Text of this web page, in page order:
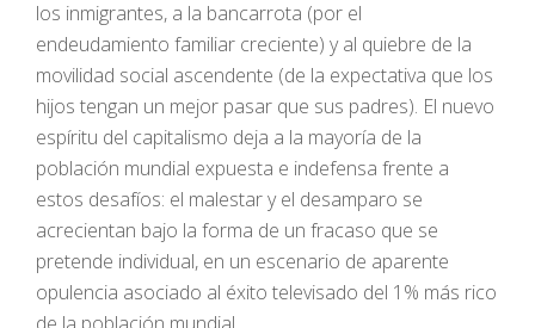
los inmigrantes, a la bancarrota (por el
endeudamiento familiar creciente) y al quiebre de la
movilidad social ascendente (de la expectativa que los
hijos tengan un mejor pasar que sus padres). El nuevo
espíritu del capitalismo deja a la mayoría de la
población mundial expuesta e indefensa frente a
estos desafíos: el malestar y el desamparo se
acrecientan bajo la forma de un fracaso que se
pretende individual, en un escenario de aparente
opulencia asociado al éxito televisado del 1% más rico